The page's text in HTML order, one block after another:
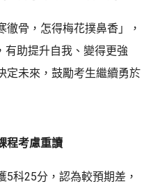
骨，怎得梅花撲鼻香」，
有助提升自我、變得更強
定未來，鼓勵考生繼續勇於
程考慮重讀
科25分，認為較預期差，